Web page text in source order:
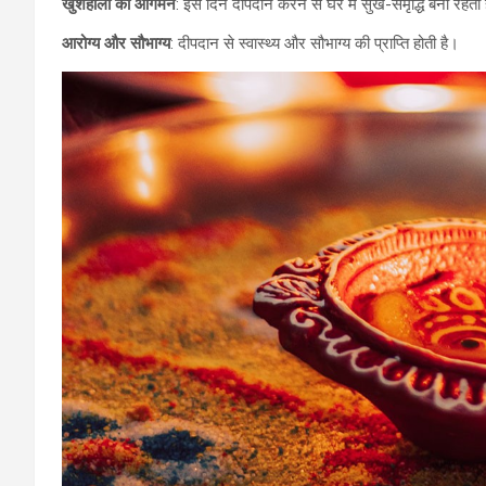
खुशहाली का आगमन: इस दिन दीपदान करने से घर में सुख-समृद्धि बनी
आरोग्य और सौभाग्य: दीपदान से स्वास्थ्य और सौभाग्य की प्राप्ति होती है।